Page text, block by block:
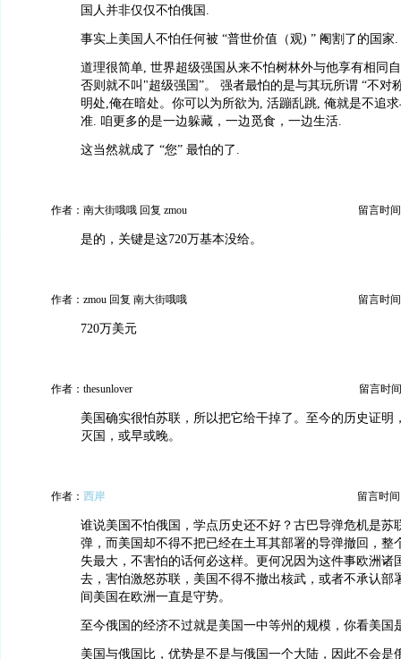
国人并非仅仅不怕俄国.
事实上美国人不怕任何被 “普世价值（观) ” 阉割了的国家.
道理很简单, 世界超级强国从来不怕树林外与他享有相同
否则就不叫"超级强国”。 强者最怕的是与其玩所谓 “不对
明处,俺在暗处。你可以为所欲为, 活蹦乱跳, 俺就是不追
准. 咱更多的是一边躲藏，一边觅食，一边生活.
这当然就成了 “您” 最怕的了.
作者：南大街哦哦 回复 zmou 留言时
是的，关键是这720万基本没给。
作者：zmou 回复 南大街哦哦 留言时
720万美元
作者：thesunlover 留言时
美国确实很怕苏联，所以把它给干掉了。至今的历史证明
灭国，或早或晚。
作者： 西岸 留言时间
谁说美国不怕俄国，学点历史还不好？古巴导弹危机是苏
弹，而美国却不得不把已经在土耳其部署的导弹撤回，整
失最大，不害怕的话何必这样。更何况因为这件事欧洲诸
去，害怕激怒苏联，美国不得不撤出核武，或者不承认部
间美国在欧洲一直是守势。
至今俄国的经济不过就是美国一中等州的规模，你看美国
美国与俄国比，优势是不是与俄国一个大陆，因此不会是